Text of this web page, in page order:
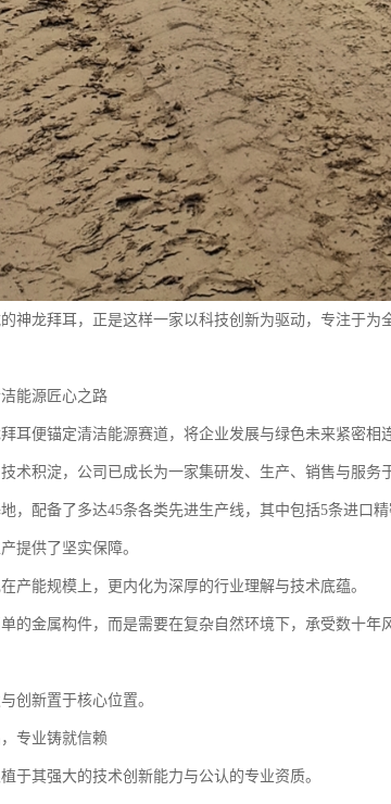
神龙拜耳，正是这样一家以科技创新为驱动，专注于
能源匠心之路
耳便锚定清洁能源赛道，将企业发展与绿色未来紧密相
术积淀，公司已成长为一家集研发、生产、销售与服务
，配备了多达45条各类先进生产线，其中包括5条进口
提供了坚实保障。
产能规模上，更内化为深厚的行业理解与技术底蕴。
的金属构件，而是需要在复杂自然环境下，承受数十
创新置于核心位置。
专业铸就信赖
于其强大的技术创新能力与公认的专业资质。